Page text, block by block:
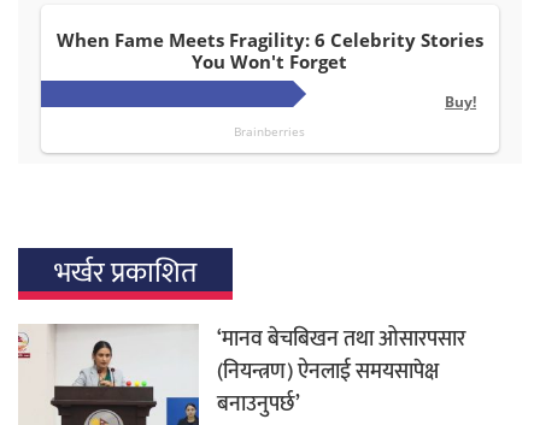
भर्खर प्रकाशित
‘मानव बेचबिखन तथा ओसारपसार
(नियन्त्रण) ऐनलाई समयसापेक्ष
बनाउनुपर्छ’